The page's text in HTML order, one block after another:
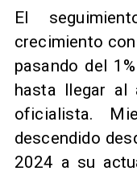
El
crecimiento
pasando del
hasta llegar al
oficialista.
descendido
2024 a su